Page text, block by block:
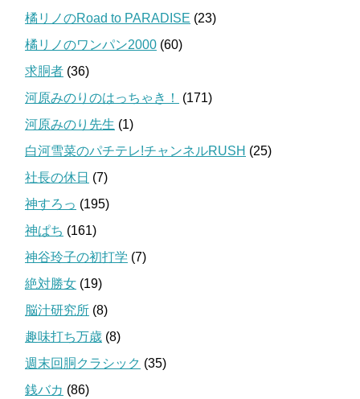
橘リノのRoad to PARADISE (23)
橘リノのワンパン2000 (60)
求胴者 (36)
河原みのりのはっちゃき！
(171)
河原みのり先生 (1)
白河雪菜のパチテレ!チャンネルRUSH (25)
社長の休日 (7)
神すろっ (195)
神ぱち (161)
神谷玲子の初打学 (7)
絶対勝女 (19)
脳汁研究所 (8)
趣味打ち万歳 (8)
週末回胴クラシック (35)
銭バカ (86)